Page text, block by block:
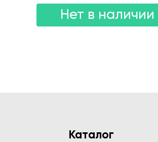
Нет в наличии
Каталог